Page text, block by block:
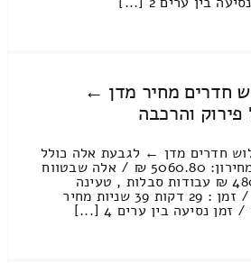
חדרים מחיר מדן ←
והרכבה
חדרים מדן ← לגבעת אלה כולל
פירוק והרכבה מחיר מחירון: 5060.80 ₪ / אלה שבטווח
המחירים 6300 – 4800 ₪ עבודות סבלות , טעינה
ופריקה : 1322.70 ₪ / זמן : 29 דקות 39 שניות מחיר